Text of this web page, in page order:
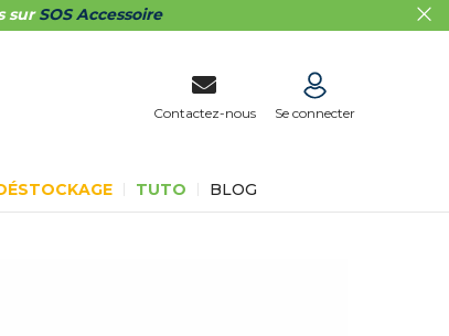
surSOS Accessoire
Contactez-nous Se connecter
TUTO BLOG